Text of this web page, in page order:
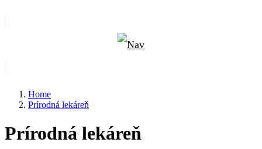
Home
Prírodná lekáreň
Prírodná lekáreň